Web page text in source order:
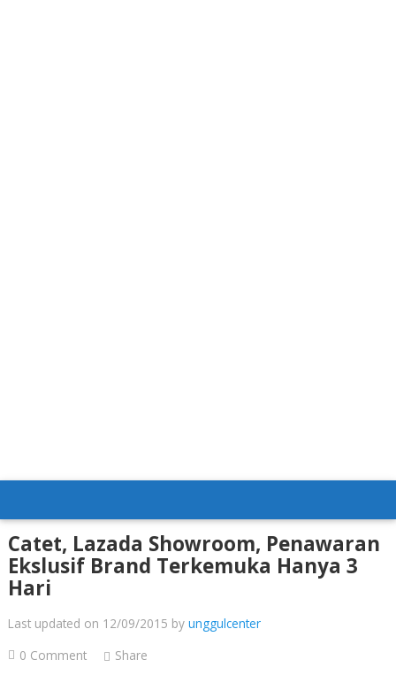
Catet, Lazada Showroom, Penawaran
Ekslusif Brand Terkemuka Hanya 3
Hari
Last updated on 12/09/2015 by unggulcenter
0 Comment
Share